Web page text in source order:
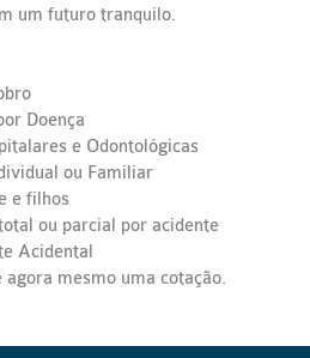
um futuro tranquilo.
Doença
e Odontológicas
ou Familiar
e filhos
ou parcial por acidente
Acidental
agora mesmo uma cotação.